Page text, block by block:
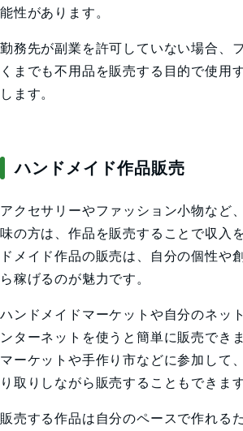
能性があります。
勤務先が副業を許可していない場合、
くまでも不用品を販売する目的で使用
します。
ハンドメイド作品販売
アクセサリーやファッション小物など
味の方は、作品を販売することで収入
ドメイド作品の販売は、自分の個性や
ら稼げるのが魅力です。
ハンドメイドマーケットや自分のネッ
ンターネットを使うと簡単に販売でき
マーケットや手作り市などに参加して
り取りしながら販売することもできます
販売する作品は自分のペースで作れる